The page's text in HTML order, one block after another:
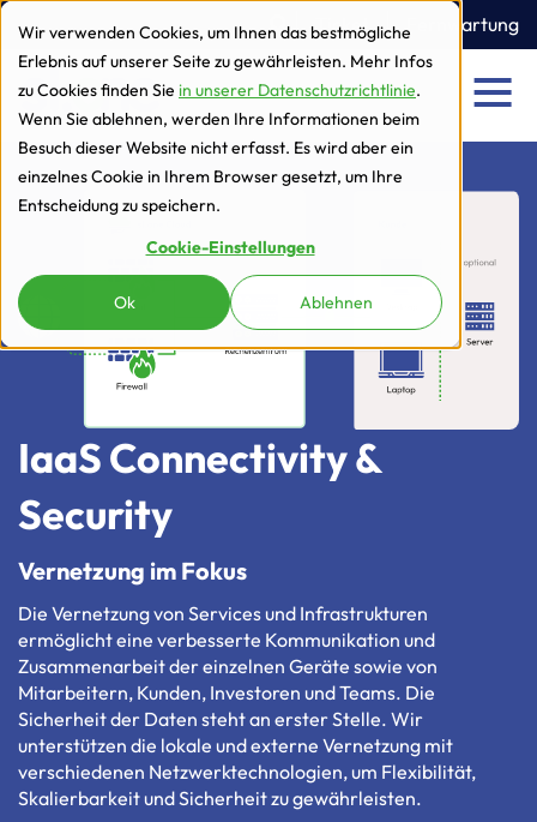
Wir verwenden Cookies, um Ihnen das bestmögliche
Erlebnis auf unserer Seite zu gewährleisten. Mehr Infos
zu Cookies finden Sie in unserer Datenschutzrichtlinie.
Wenn Sie ablehnen, werden Ihre Informationen beim
Besuch dieser Website nicht erfasst. Es wird aber ein
einzelnes Cookie in Ihrem Browser gesetzt, um Ihre
Entscheidung zu speichern.
Cookie-Einstellungen
Ok Ablehnen
zur Navigation
zum Inhalt
Ticket Fernwartung
Menu
IaaS Connectivity &
Security
Vernetzung im Fokus
Die Vernetzungvon Servicesund Infrastrukturen
ermöglichteine verbesserte Kommunikation und
Zusammenarbeitdereinzelnen Geräte sowie von
Mitarbeitern, Kunden, Investoren undTeams. Die
Sicherheitder Daten stehtan ersterStelle. Wir
unterstützen die lokale undexterne Vernetzung mit
verschiedenen Netzwerktechnologien,um Flexibilität,
SkalierbarkeitundSicherheitzugewährleisten.